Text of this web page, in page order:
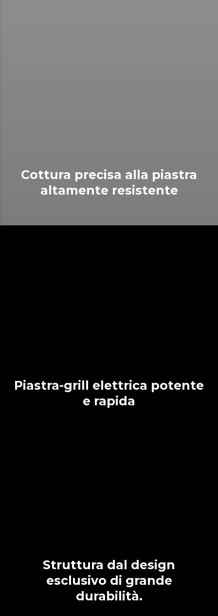
Cottura precisa alla piastra
altamente resistente
Piastra-grill elettrica potente
e rapida
Struttura dal design
esclusivo di grande
durabilità.